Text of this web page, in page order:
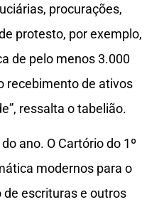
procurações,
protesto, por exemplo,
de pelo menos 3.000
recebimento de ativos
ressalta o tabelião.
ano. O Cartório do 1º
modernos para o
escrituras e outros